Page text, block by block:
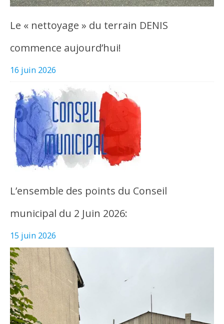
Le « nettoyage » du terrain DENIS
commence aujourd’hui!
16 juin 2026
L’ensemble des points du Conseil
municipal du 2 Juin 2026:
15 juin 2026